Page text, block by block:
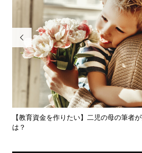

【教育資金を作りたい】二児の母の筆者
は？